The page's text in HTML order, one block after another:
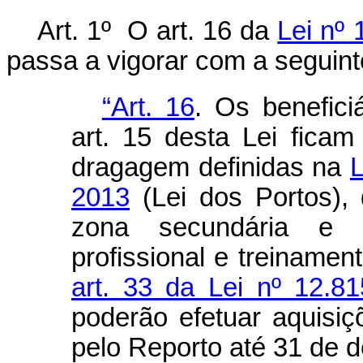
Art. 1º O art. 16 da Lei nº
passa a vigorar com a
“Art. 16. Os
art. 15 desta Lei
dragagem definidas na
2013 (Lei dos Portos),
zona secundária e
profissional e
art. 33 da Lei nº
poderão efetuar
pelo Reporto até 31 de